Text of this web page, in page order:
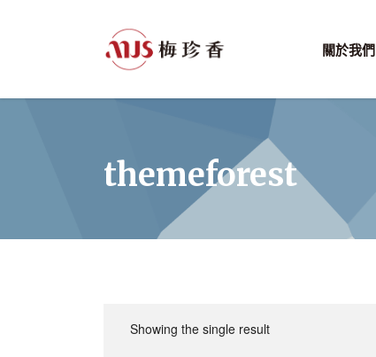
關於我們
themeforest
Showing the single result